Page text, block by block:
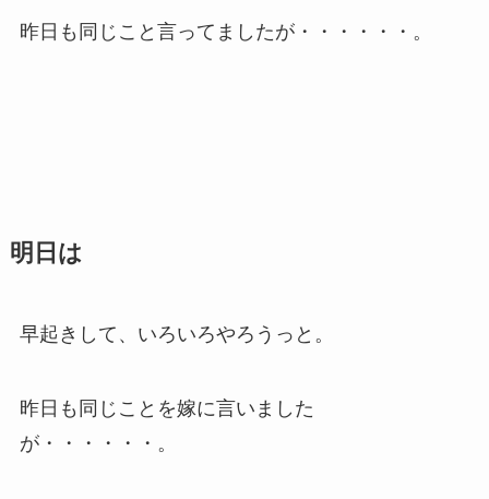
昨日も同じこと言ってましたが・・・・・・。
明日は
早起きして、いろいろやろうっと。
昨日も同じことを嫁に言いました
が・・・・・・。